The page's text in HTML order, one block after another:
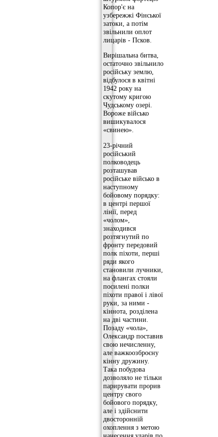
Копор'є на
узбережжі Фінської
затоки, а потім
звільнили оплот
лицарів - Псков.
Вирішальна битва,
остаточно звільнило
російську землю,
відбулося в квітні
1942 року на
скутому кригою
Чудському озері.
Вороже військо
вишикувалося
«свинею».
23-річний
російський
полководець
розташував
російське військо в
наступному
бойовому порядку:
в центрі першої
лінії, перед
«чолом»,
знаходився
розтягнутий по
фронту передовий
полк піхоти, перші
ряди якого
становили лучники,
на флангах стояли
посилені полки
піхоти правої і лівої
руки, за ними -
кіннота, розділена
на дві частини.
Позаду «чола»,
Олександр поставив
свою нечисленну,
але важкоозброєну
кінну дружину.
Така побудова
дозволяло не тільки
парирувати прорив
центру свого
бойового порядку,
але і здійснити
двосторонній
охоплення з метою
нанесення ударів по